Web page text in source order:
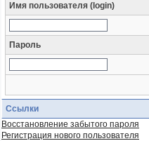
Имя пользователя (login)
Пароль
Ссылки
Восстановление забытого пароля
Регистрация нового пользователя